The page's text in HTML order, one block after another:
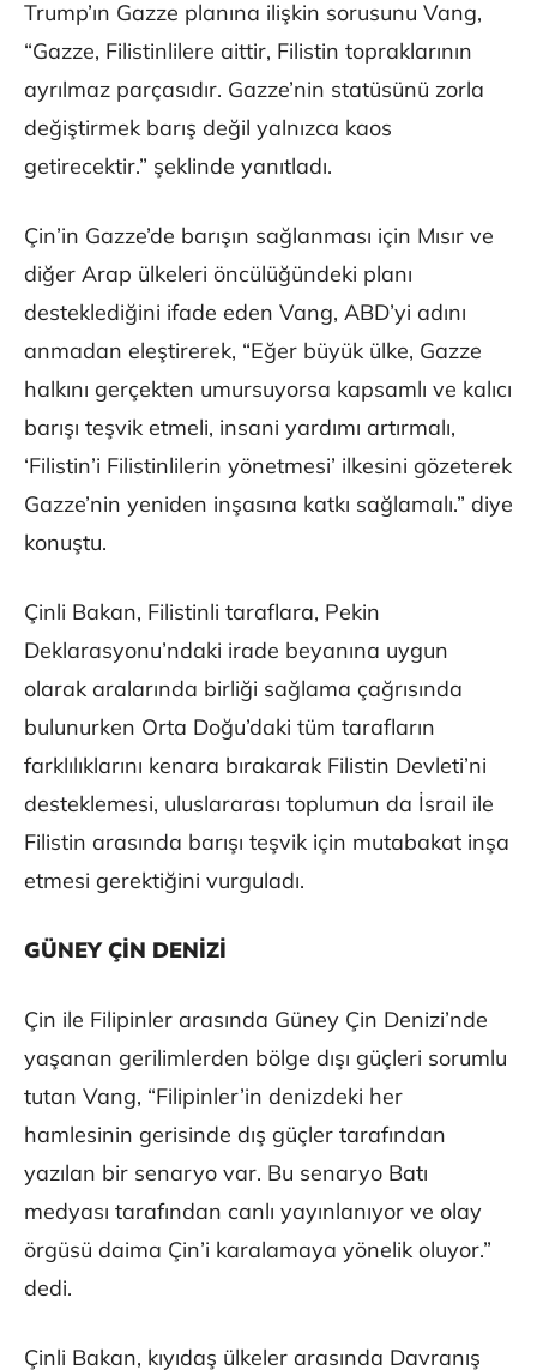
Trump’ın Gazze planına ilişkin sorusunu Vang,
“Gazze, Filistinlilere aittir, Filistin topraklarının
ayrılmaz parçasıdır. Gazze’nin statüsünü zorla
değiştirmek barış değil yalnızca kaos
getirecektir.” şeklinde yanıtladı.
Çin’in Gazze’de barışın sağlanması için Mısır ve
diğer Arap ülkeleri öncülüğündeki planı
desteklediğini ifade eden Vang, ABD’yi adını
anmadan eleştirerek, “Eğer büyük ülke, Gazze
halkını gerçekten umursuyorsa kapsamlı ve kalıcı
barışı teşvik etmeli, insani yardımı artırmalı,
‘Filistin’i Filistinlilerin yönetmesi’ ilkesini gözeterek
Gazze’nin yeniden inşasına katkı sağlamalı.” diye
konuştu.
Çinli Bakan, Filistinli taraflara, Pekin
Deklarasyonu’ndaki irade beyanına uygun
olarak aralarında birliği sağlama çağrısında
bulunurken Orta Doğu’daki tüm tarafların
farklılıklarını kenara bırakarak Filistin Devleti’ni
desteklemesi, uluslararası toplumun da İsrail ile
Filistin arasında barışı teşvik için mutabakat inşa
etmesi gerektiğini vurguladı.
GÜNEY ÇİN DENİZİ
Çin ile Filipinler arasında Güney Çin Denizi’nde
yaşanan gerilimlerden bölge dışı güçleri sorumlu
tutan Vang, “Filipinler’in denizdeki her
hamlesinin gerisinde dış güçler tarafından
yazılan bir senaryo var. Bu senaryo Batı
medyası tarafından canlı yayınlanıyor ve olay
örgüsü daima Çin’i karalamaya yönelik oluyor.”
dedi.
Çinli Bakan, kıyıdaş ülkeler arasında Davranış